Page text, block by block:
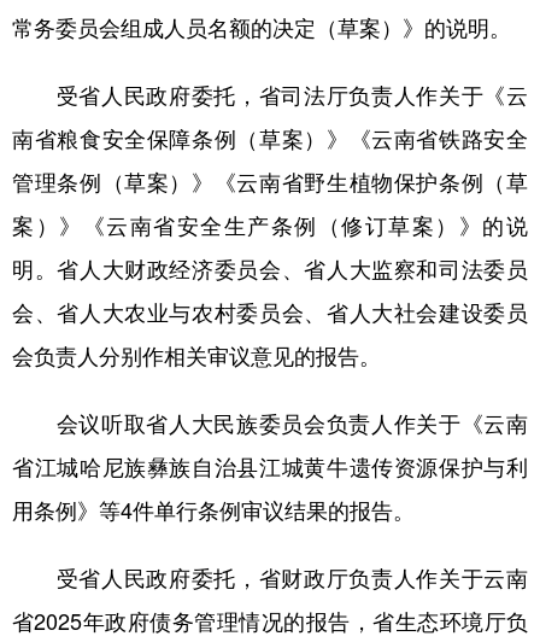
常务委员会组成人员名额的决定（草案）》的说明。
受省人民政府委托，省司法厅负责人作关于《云
南省粮食安全保障条例（草案）》《云南省铁路安全
管理条例（草案）》《云南省野生植物保护条例（草
案）》《云南省安全生产条例（修订草案）》的说
明。省人大财政经济委员会、省人大监察和司法委员
会、省人大农业与农村委员会、省人大社会建设委员
会负责人分别作相关审议意见的报告。
会议听取省人大民族委员会负责人作关于《云南
省江城哈尼族彝族自治县江城黄牛遗传资源保护与利
用条例》等4件单行条例审议结果的报告。
受省人民政府委托，省财政厅负责人作关于云南
省2025年政府债务管理情况的报告，省生态环境厅负